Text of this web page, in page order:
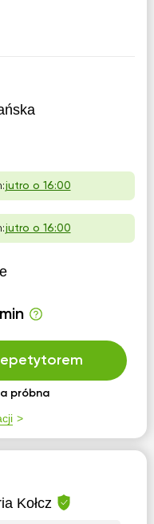
jutro o 16:00
jutro o 16:00
próbna
Kołcz